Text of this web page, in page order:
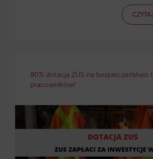
80% dotacja ZUS na bezpieczeństwo
pracowników!